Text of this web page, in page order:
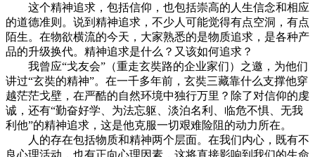
这个精神追求，包括信仰，也包括崇高的人生信念和相应
的道德准则。说到精神追求，不少人可能觉得有点空洞，有点
陌生。在物欲横流的今天，大家熟悉的是物质追求，是各种产
品的升级换代。精神追求是什么？又该如何追求？
我曾应“戈友会”（重走玄奘路的企业家们）之邀，为他们
讲过“玄奘的精神”。在一千多年前，玄奘三藏靠什么支撑他穿
越茫茫戈壁，在严酷的自然环境中独行万里？除了对信仰的虔
诚，还有“勤奋好学、为法忘躯、淡泊名利、临危不惧、无我
利他”的精神追求，这是他克服一切艰难险阻的动力所在。
人的存在包括物质和精神两个层面。在我们内心，既有不
良心理活动，也有正向心理因素，这将直接影响到我们的生命